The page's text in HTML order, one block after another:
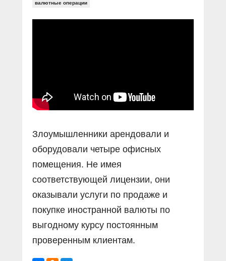
Социальные ролики
Документальные фильмы
Прямой разговор
В знании сила
О ПОРТАЛЕ
валютные операции
Злоумышленники арендовали и
оборудовали четыре офисных
помещения. Не имея
соответствующей лицензии, они
оказывали услуги по продаже и
покупке иностранной валюты по
выгодному курсу постоянным
проверенным клиентам.